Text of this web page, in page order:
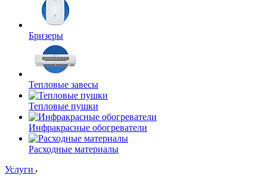
Бризеры
Тепловые завесы
Тепловые пушки
Инфракрасные обогреватели
Расходные материалы
Услуги